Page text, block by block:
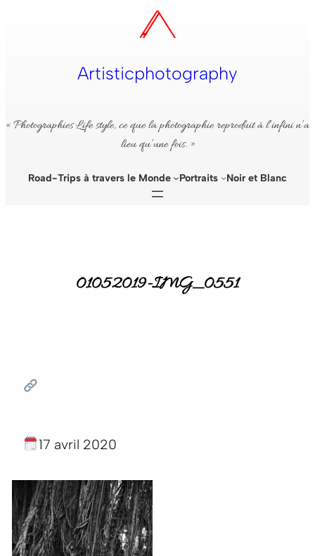
Artisticphotography
« Photographies Life style, ce que la photographie reproduit à l’infini n’a
lieu qu’une fois. »
Road-Trips à travers le Monde Portraits Noir et Blanc
01052019-IMG_0551
17 avril 2020